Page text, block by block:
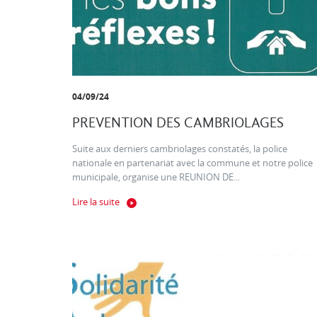
04/09/24
PREVENTION DES CAMBRIOLAGES
Suite aux derniers cambriolages constatés, la police
nationale en partenariat avec la commune et notre police
municipale, organise une REUNION DE...
Lire la suite